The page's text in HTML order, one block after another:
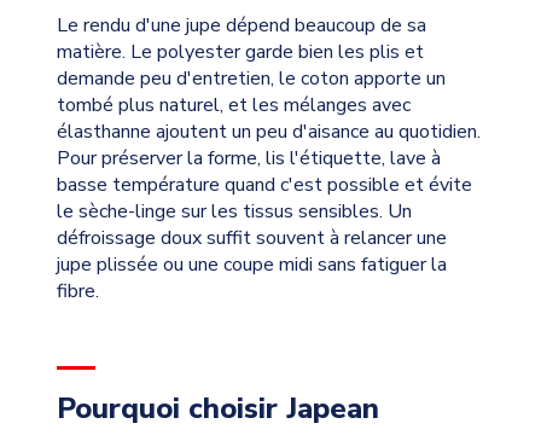
Le rendu d'une jupe dépend beaucoup de sa
matière. Le polyester garde bien les plis et
demande peu d'entretien, le coton apporte un
tombé plus naturel, et les mélanges avec
élasthanne ajoutent un peu d'aisance au quotidien.
Pour préserver la forme, lis l'étiquette, lave à
basse température quand c'est possible et évite
le sèche-linge sur les tissus sensibles. Un
défroissage doux suffit souvent à relancer une
jupe plissée ou une coupe midi sans fatiguer la
fibre.
Pourquoi choisir Japean